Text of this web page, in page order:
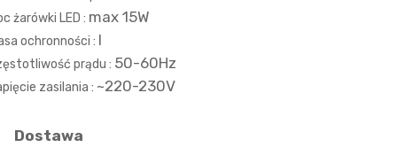
żarówki LED : max 15W
ochronności : I
prądu : 50-60Hz
zasilania : ~220-230V
Dostawa